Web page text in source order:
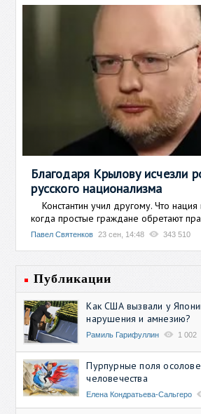
Благодаря Крылову исчезли
русского национализма
Константин учил другому. Что нация
когда простые граждане обретают
Павел Святенков 23 сен, 14:48 343 510
Публикации
Как США вызвали у
нарушения и амнезию?
Рамиль Гарифуллин 1 002
Пурпурные поля
человечества
Елена Кондратьева-Сальгеро